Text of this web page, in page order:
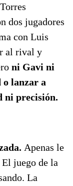
dos jugadores
con Luis
al rival y
ni Gavi ni
lanzar a
ni precisión.
Apenas le
juego de la
La